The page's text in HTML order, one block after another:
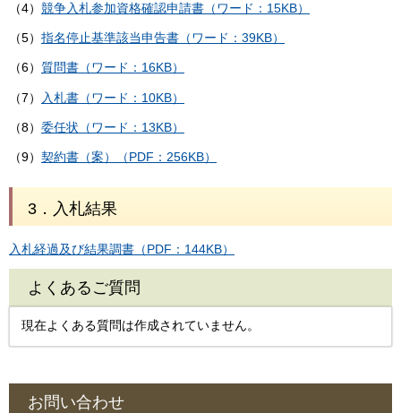
（4） 競争入札参加資格確認申請書（ワード：15KB）
（5） 指名停止基準該当申告書（ワード：39KB）
（6） 質問書（ワード：16KB）
（7） 入札書（ワード：10KB）
（8） 委任状（ワード：13KB）
（9） 契約書（案）（PDF：256KB）
3．入札結果
入札経過及び結果調書（PDF：144KB）
よくあるご質問
現在よくある質問は作成されていません。
お問い合わせ